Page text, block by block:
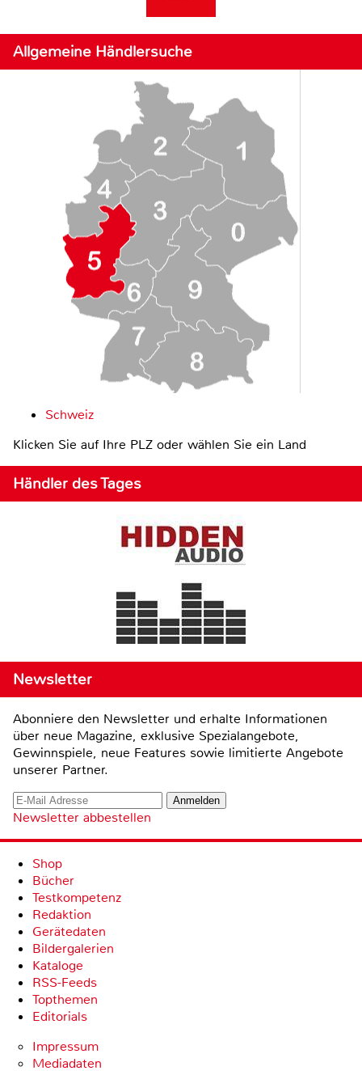
Allgemeine Händlersuche
Schweiz
Klicken Sie auf Ihre PLZ oder wählen Sie ein Land
Händler des Tages
Newsletter
Abonniere den Newsletter und erhalte Informationen
über neue Magazine, exklusive Spezialangebote,
Gewinnspiele, neue Features sowie limitierte Angebote
unserer Partner.
Newsletter abbestellen
Shop
Bücher
Testkompetenz
Redaktion
Gerätedaten
Bildergalerien
Kataloge
RSS-Feeds
Topthemen
Editorials
Impressum
Mediadaten